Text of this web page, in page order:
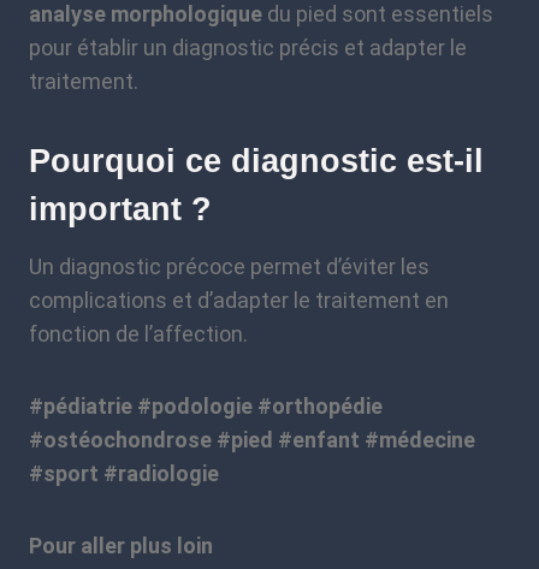
analyse morphologique du pied sont essentiels
pour établir un diagnostic précis et adapter le
traitement.
Pourquoi ce diagnostic est-il
important ?
Un diagnostic précoce permet d’éviter les
complications et d’adapter le traitement en
fonction de l’affection.
#pédiatrie #podologie #orthopédie
#ostéochondrose #pied #enfant #médecine
#sport #radiologie
Pour aller plus loin